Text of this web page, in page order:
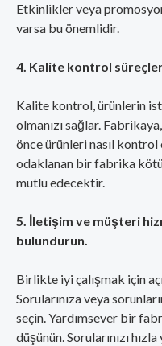
Etkinlikler veya
varsa bu önemlidir.
4. Kalite kontrol
Kalite kontrol, ürünlerin
olmanızı sağlar.
önce ürünleri nasıl
odaklanan bir fabrika
mutlu edecektir.
5. İletişim ve müşteri
bulundurun.
Birlikte iyi çalışmak için
Sorularınıza veya
seçin. Yardımsever bir
düşünün. Sorularınızı